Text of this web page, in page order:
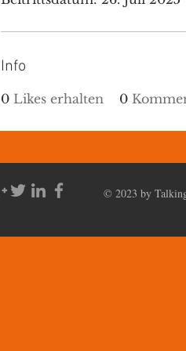
Info
0 Likes erhalten 0
© 2023 by